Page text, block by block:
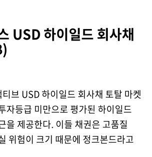
USD 하이일드 회사채
브 USD 하이일드 회사채 토탈 마켓
자등급 미만으로 평가된 하이일드
을 제공한다. 이들 채권은 고품질
위험이 크기 때문에 정크본드라고